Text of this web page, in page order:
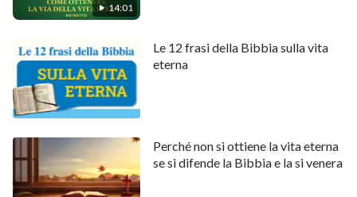
14:01
Le 12 frasi della Bibbia sulla vita
eterna
Perché non si ottiene la vita eterna
se si difende la Bibbia e la si venera